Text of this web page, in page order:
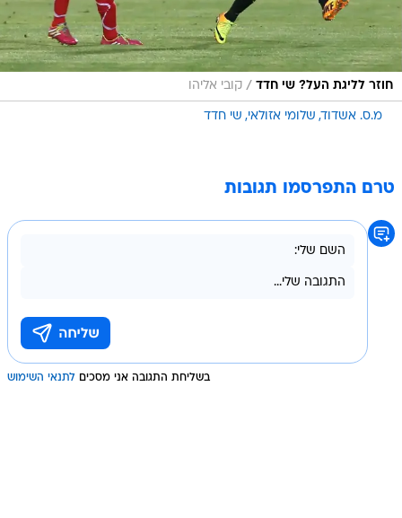
חוזר לליגת העל? שי חדד / קובי אליהו
מ.ס. אשדוד שלומי אזולאי שי חדד
טרם התפרסמו תגובות
בשליחת התגובה אני מסכים לתנאי השימוש